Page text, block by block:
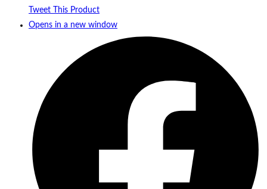
Tweet This Product
Opens in a new window